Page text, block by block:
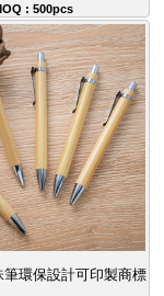
: 500pcs
筆環保設計可印製商標